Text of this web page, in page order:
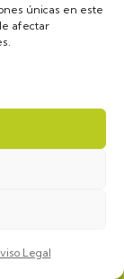
únicas en este
afectar
Legal